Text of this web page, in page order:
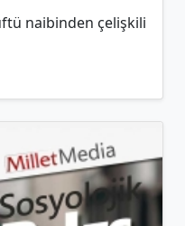
naibinden çelişkili